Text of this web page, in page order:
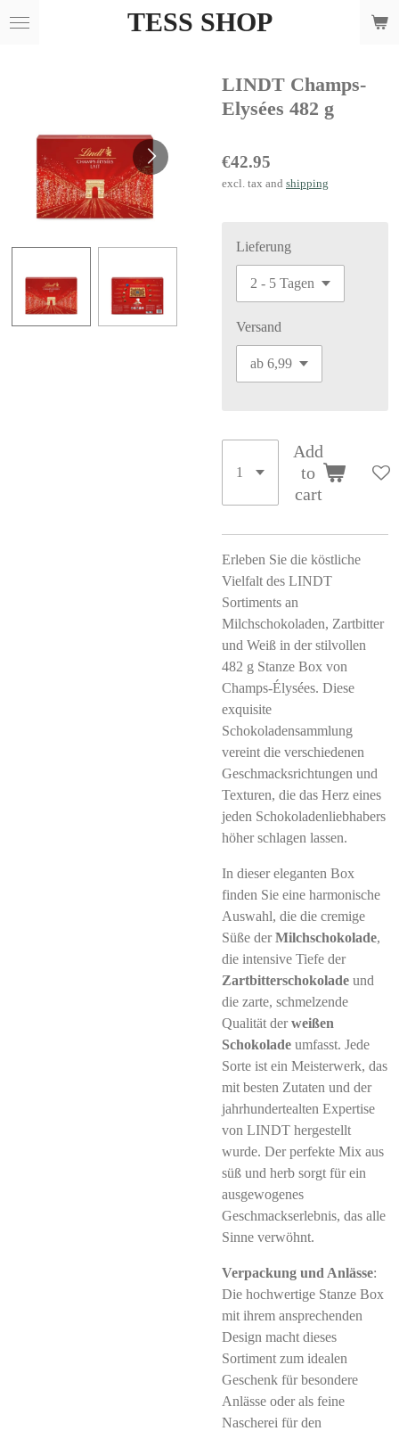
Skip
TESS SHOP
LINDT Champs-
Elysées 482 g
€42.95
excl. tax and shipping
Lieferung
Versand
Add
to
cart
Erleben Sie die köstliche
Vielfalt des LINDT
Sortiments an
Milchschokoladen, Zartbitter
und Weiß in der stilvollen
482 g Stanze Box von
Champs-Élysées. Diese
exquisite
Schokoladensammlung
vereint die verschiedenen
Geschmacksrichtungen und
Texturen, die das Herz eines
jeden Schokoladenliebhabers
höher schlagen lassen.
In dieser eleganten Box
finden Sie eine harmonische
Auswahl, die die cremige
Süße derMilchschokolade,
die intensive Tiefe der
Zartbitterschokolade und
die zarte, schmelzende
Qualität derweißen
Schokolade umfasst. Jede
Sorte ist ein Meisterwerk, das
mit besten Zutaten und der
jahrhundertealten Expertise
von LINDT hergestellt
wurde. Der perfekte Mix aus
süß und herb sorgt für ein
ausgewogenes
Geschmackserlebnis, das alle
Sinne verwöhnt.
Verpackung und Anlässe:
Die hochwertige Stanze Box
mit ihrem ansprechenden
Design macht dieses
Sortiment zum idealen
Geschenk für besondere
Anlässe oder als feine
Nascherei für den